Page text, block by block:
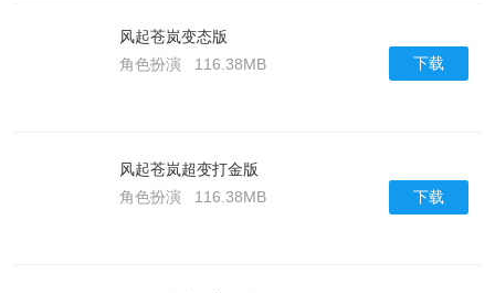
风起苍岚变态版
角色扮演
116.38MB 下载
风起苍岚超变打金版
角色扮演
116.38MB 下载